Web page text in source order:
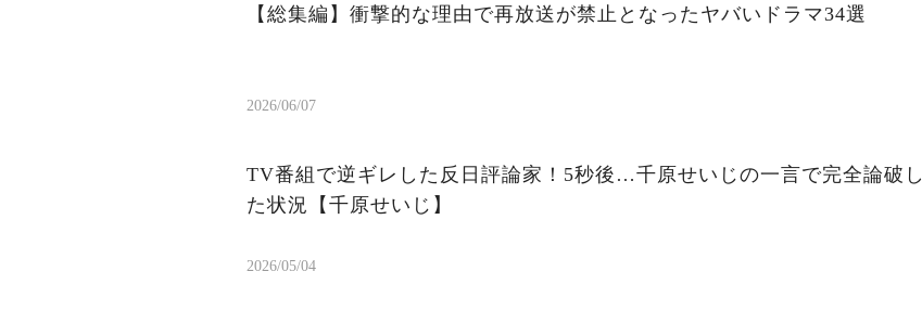
【総集編】衝撃的な理由で再放送が禁止となったヤバいドラマ34選
2026/06/07
TV番組で逆ギレした反日評論家！5秒後…千原せいじの一言で完全論破し
た状況【千原せいじ】
2026/05/04